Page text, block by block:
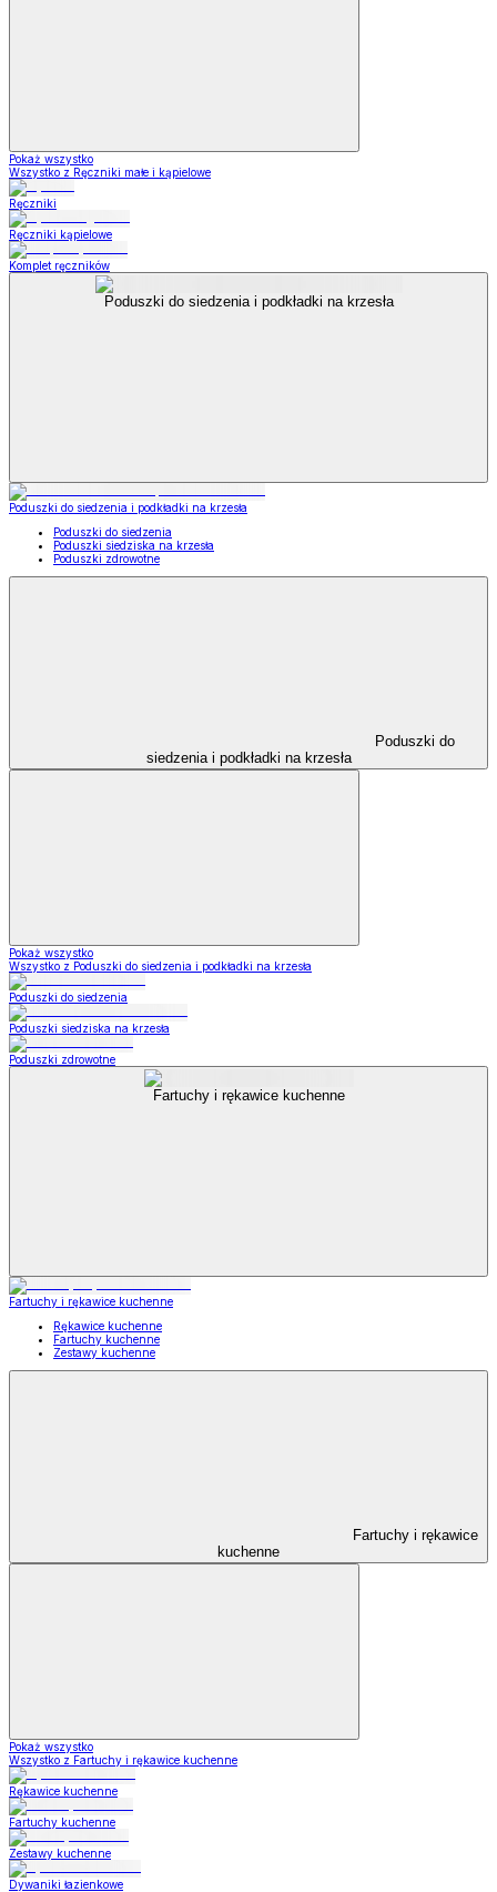
Pokaż wszystko
Wszystko z Ręczniki małe i kąpielowe
Ręczniki
Ręczniki kąpielowe
Komplet ręczników
Poduszki do siedzenia i podkładki na krzesła
Poduszki do siedzenia i podkładki na krzesła
Poduszki do siedzenia
Poduszki siedziska na krzesła
Poduszki zdrowotne
Poduszki do
siedzenia i podkładki na krzesła
Pokaż wszystko
Wszystko z Poduszki do siedzenia i podkładki na krzesła
Poduszki do siedzenia
Poduszki siedziska na krzesła
Poduszki zdrowotne
Fartuchy i rękawice kuchenne
Fartuchy i rękawice kuchenne
Rękawice kuchenne
Fartuchy kuchenne
Zestawy kuchenne
Fartuchy i rękawice
kuchenne
Pokaż wszystko
Wszystko z Fartuchy i rękawice kuchenne
Rękawice kuchenne
Fartuchy kuchenne
Zestawy kuchenne
Dywaniki łazienkowe